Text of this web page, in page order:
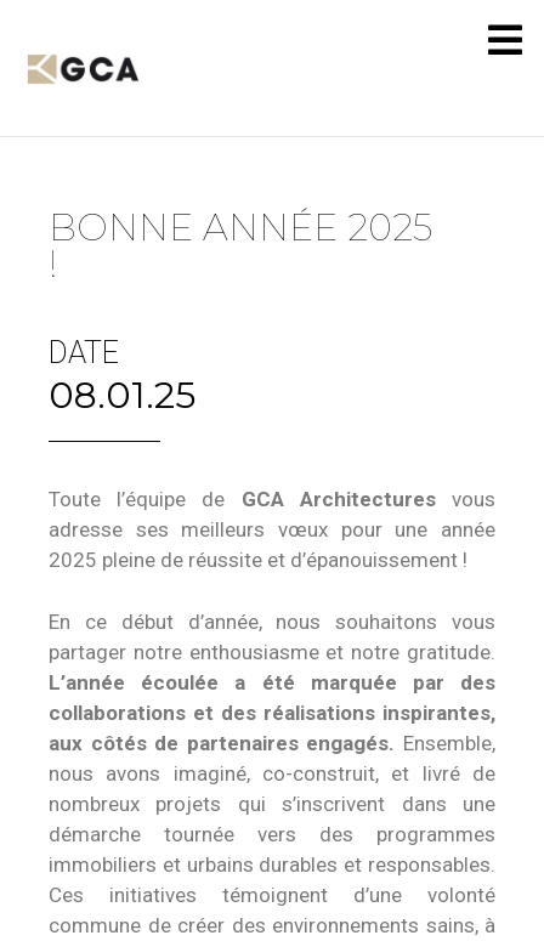
BONNE ANNÉE 2025
!
DATE
08.01.25
Toute l’équipe de GCA Architecturesvous
adresse ses meilleurs vœux pour une année
2025 pleine de réussite et d’épanouissement !
En ce début d’année, nous souhaitons vous
partager notre enthousiasme et notre gratitude.
L’année écoulée a été marquée par des
collaborations et des réalisations inspirantes,
aux côtés de partenaires engagés. Ensemble,
nous avons imaginé, co-construit, et livré de
nombreux projets qui s’inscrivent dans une
démarche tournée vers des programmes
immobiliers et urbains durables et responsables.
Ces initiatives témoignent d’une volonté
commune de créer des environnements sains, à